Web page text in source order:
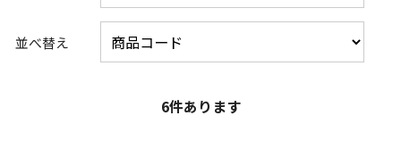
並べ替え
6件あります